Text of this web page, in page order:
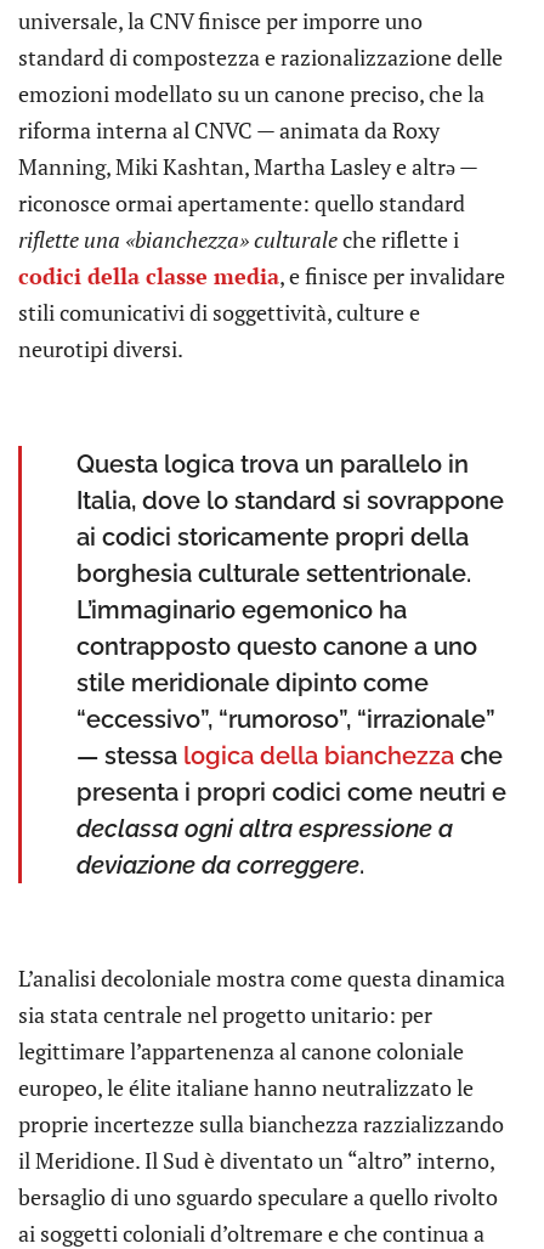
universale, la CNV finisce per imporre uno
standard di compostezza e razionalizzazione delle
emozioni modellato su un canone preciso, che la
riforma interna al CNVC — animata da Roxy
Manning, Miki Kashtan, Martha Lasley e altrə —
riconosce ormai apertamente: quello standard
riflette una «bianchezza» culturaleche riflette i
codici della classe media, e finisce per invalidare
stili comunicativi di soggettività, culture e
neurotipi diversi.
Questa logica trova un parallelo in
Italia, dove lo standard si sovrappone
ai codici storicamente propri della
borghesia culturale settentrionale.
L’immaginario egemonico ha
contrapposto questo canone a uno
stile meridionale dipinto come
“eccessivo”, “rumoroso”, “irrazionale”
— stessa logica della bianchezza che
presenta i propri codici come neutri e
declassa ogni altra espressione a
deviazione da correggere.
L’analisi decoloniale mostra come questa dinamica
sia stata centrale nel progetto unitario: per
legittimare l’appartenenza al canone coloniale
europeo, le élite italiane hanno neutralizzato le
proprie incertezze sulla bianchezza razzializzando
il Meridione. Il Sud è diventato un “altro” interno,
bersaglio di uno sguardo speculare a quello rivolto
ai soggetti coloniali d’oltremare e che continua a